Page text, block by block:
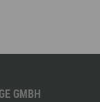
GMBH